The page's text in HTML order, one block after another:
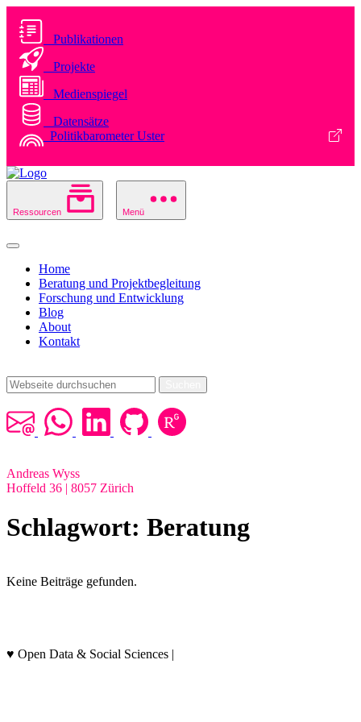
Publikationen
Projekte
Medienspiegel
Datensätze
Politikbarometer Uster
Ressourcen Menü
Home
Beratung und Projektbegleitung
Forschung und Entwicklung
Blog
About
Kontakt
Andreas Wyss
Hoffeld 36 | 8057 Zürich
Schlagwort: Beratung
Keine Beiträge gefunden.
♥ Open Data & Social Sciences |